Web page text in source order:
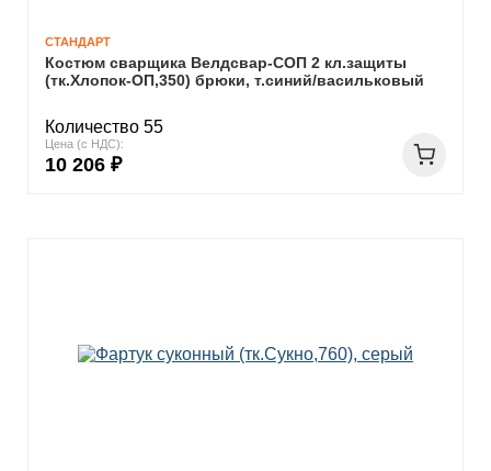
СТАНДАРТ
Костюм сварщика Велдсвар-СОП 2 кл.защиты
(тк.Хлопок-ОП,350) брюки, т.синий/васильковый
Количество 55
Цена (с НДС):
10 206 ₽